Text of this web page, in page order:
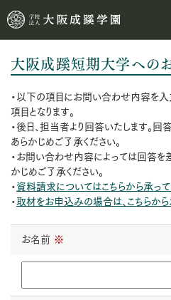
大阪成蹊短期大学への
・以下の項目にお問い合わせ内容を入
項目となります。
・後日、担当者より回答いたします。
あらかじめご了承ください。
・お問い合わせ内容によっては回答を
かじめご了承ください。
・ 資料請求についてはこちらから承って
・取材をお申込みの場合は、こちらから
お名前 ※